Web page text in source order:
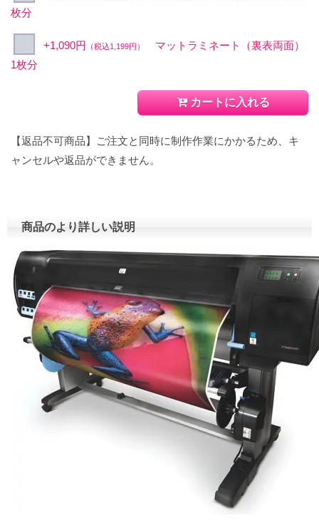
枚分
+1,090円 （税込1,199円）
マットラミネート（裏表両面）
1枚分
カートに入れる
【返品不可商品】ご注文と同時に制作作業にかかるため、キ
ャンセルや返品ができません。
商品のより詳しい説明